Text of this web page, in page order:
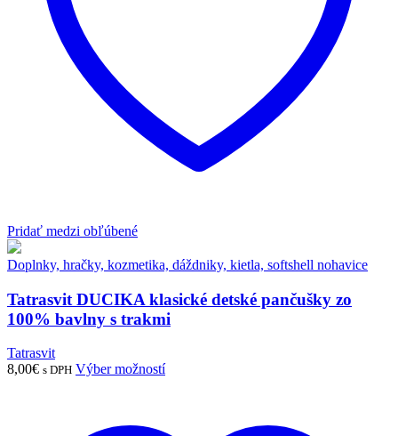
Pridať medzi obľúbené
Doplnky, hračky, kozmetika, dáždniky, kietla, softshell nohavice
Tatrasvit DUCIKA klasické detské pančušky zo
100% bavlny s trakmi
Tatrasvit
8,00€ s DPH Výber možností